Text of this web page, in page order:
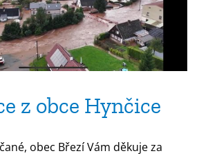
z obce Hynčice
obec Březí Vám děkuje za